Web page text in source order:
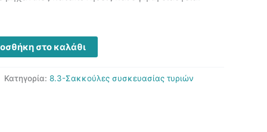
στο καλάθι
Κατηγορία: 8.3-Σακκούλες συσκευασίας τυριών